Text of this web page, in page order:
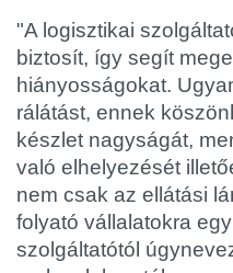
"A logisztikai
biztosít, így segít
hiányosságokat.
rálátást, ennek
készlet nagyságát,
való elhelyezését
nem csak az ellátási
folyató vállalatokra
szolgáltatótól